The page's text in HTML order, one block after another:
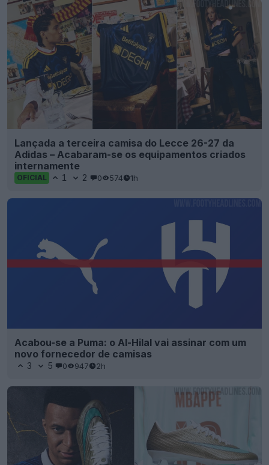
Lançada a terceira camisa do Lecce 26-27 da
Adidas – Acabaram-se os equipamentos criados
internamente
OFICIAL 1 2 0 574 1h
Acabou-se a Puma: o Al-Hilal vai assinar com um
novo fornecedor de camisas
3 5 0 947 2h